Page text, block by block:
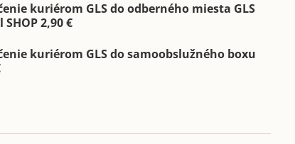
kuriérom GLS do odberného miesta GLS
SHOP 2,90 €
kuriérom GLS do samoobslužného boxu